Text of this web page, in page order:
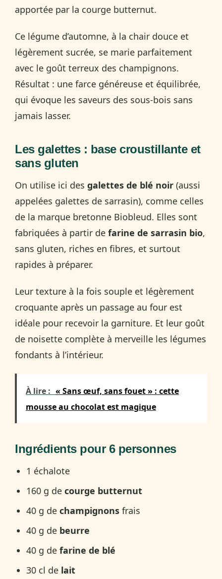
apportée par la courge butternut.
Ce légume d’automne, à la chair douce et
légèrement sucrée, se marie parfaitement
avec le goût terreux des champignons.
Résultat : une farce généreuse et équilibrée,
qui évoque les saveurs des sous-bois sans
jamais lasser.
Les galettes : base croustillante et
sans gluten
On utilise ici des galettes de blé noir (aussi
appelées galettes de sarrasin), comme celles
de la marque bretonne Biobleud. Elles sont
fabriquées à partir de farine de sarrasin bio,
sans gluten, riches en fibres, et surtout
rapides à préparer.
Leur texture à la fois souple et légèrement
croquante après un passage au four est
idéale pour recevoir la garniture. Et leur goût
de noisette complète à merveille les légumes
fondants à l’intérieur.
À lire : « Sans œuf, sans fouet » : cette
mousse au chocolat est magique
Ingrédients pour 6 personnes
1 échalote
160 g decourge butternut
40 g dechampignons frais
40 g de beurre
40 g defarine de blé
30 cl de lait